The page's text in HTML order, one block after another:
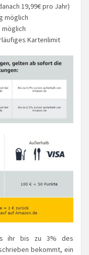
19,99€ pro Jahr)
möglich
Kartenlimit
ihr bis zu 3% des
bekommt, ein